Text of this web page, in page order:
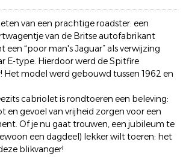
van een prachtige roadster: een
van de Britse autofabrikant
“poor man's Jaguar” als verwijzing
E-type. Hierdoor werd de Spitfire
model werd gebouwd tussen 1962 en
cabriolet is rondtoeren een beleving:
en gevoel van vrijheid zorgen voor een
Of je nu gaat trouwen, een jubileum te
een dagdeel) lekker wilt toeren: het
blikvanger!